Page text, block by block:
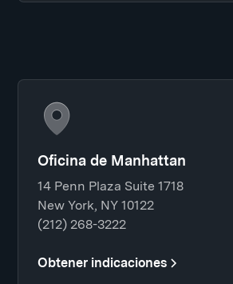
Oficina de Manhattan
14 Penn Plaza Suite 1718
New York, NY 10122
(212) 268-3222
Obtener indicaciones